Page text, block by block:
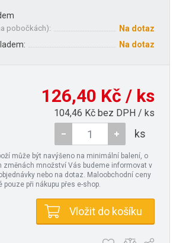
pobočkách):
Na dotaz
Na dotaz
126,40 Kč / ks
104,46 Kč bez DPH / ks
ks
může být navýšeno na minimální balení, o
změnách množství Vás budeme informovat v
nebo na dotaz. Maloobchodní ceny
pouze při nákupu přes e-shop.
Vložit do košíku